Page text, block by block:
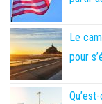
Le
pour